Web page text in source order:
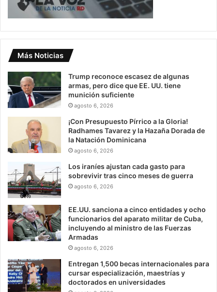
Más Noticias
Trump reconoce escasez de algunas
armas, pero dice que EE. UU. tiene
munición suficiente
agosto 6, 2026
¡Con Presupuesto Pírrico a la Gloria!
Radhames Tavarez y la Hazaña Dorada de
la Natación Dominicana
agosto 6, 2026
Los iraníes ajustan cada gasto para
sobrevivir tras cinco meses de guerra
agosto 6, 2026
EE.UU. sanciona a cinco entidades y ocho
funcionarios del aparato militar de Cuba,
incluyendo al ministro de las Fuerzas
Armadas
agosto 6, 2026
Entregan 1,500 becas internacionales para
cursar especialización, maestrías y
doctorados en universidades